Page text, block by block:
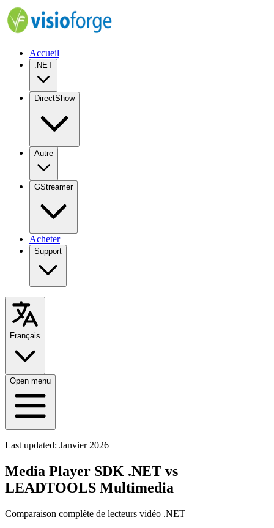
Accueil
.NET
DirectShow
Autre
GStreamer
Acheter
Support
Français
Open menu
Last updated: Janvier 2026
Media Player SDK .NET vs
LEADTOOLS Multimedia
Comparaison complète de lecteurs vidéo .NET